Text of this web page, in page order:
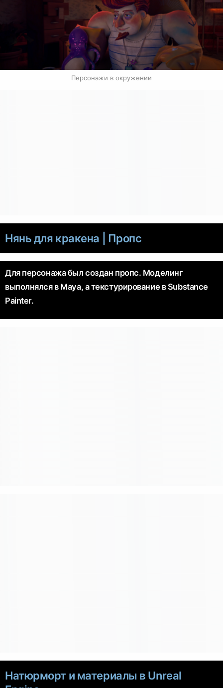
Персонажи в окружении
Нянь для кракена | Пропс
Для персонажа был создан пропс. Моделинг
выполнялся в Maya, а текстурирование в Substance
Painter.
Натюрморт и материалы в Unreal